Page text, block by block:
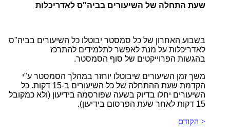
שעת התחלה של השיעורים בביה"ס לאדריכלות
בשבוע האחרון של כל סמסטר יבוטלו כל השיעורים בביה"ס
לאדריכלות על מנת לאפשר לתלמידים להתרכז
בהגשות הפרוייקטים של סוף הסמסטר.
משך זמן השיעורים שיבוטלו יוחזר במהלך הסמסטר ע"י
הקדמת שעת ההתחלה של כל השיעורים ב-15 דקות. כל
השיעורים יחלו בדיוק בשעה שפורסמה בידיעון (ולא כמקובל
15 דקות לאחר שעת הפרסום בידיעון).
< הקודם